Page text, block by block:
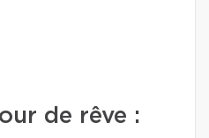
de rêve :